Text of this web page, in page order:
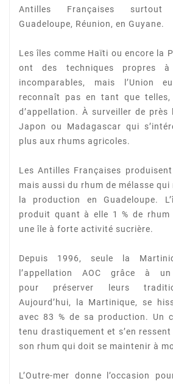
Antilles Françaises
Guadeloupe, Réunion, en Guyane.
Les îles comme Haïti ou encore la
ont des techniques propres
incomparables, mais l’Union
reconnaît pas en tant que telles,
d’appellation. À surveiller de près
Japon ou Madagascar qui
plus aux rhums agricoles.
Les Antilles Françaises
mais aussi du rhum de mélasse qui
la production en Guadeloupe.
produit quant à elle 1 % de
une île à forte activité sucrière.
Depuis 1996, seule la
l’appellation AOC grâce à
pour préserver leurs
Aujourd’hui, la Martinique, se
avec 83 % de sa production. Un
tenu drastiquement et s’en
son rhum qui doit se maintenir à
L’Outre-mer donne l’occasion